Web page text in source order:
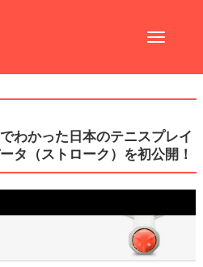
Toggle
わかった日本のテニスプレイ
タ（ストローク）を初公開！